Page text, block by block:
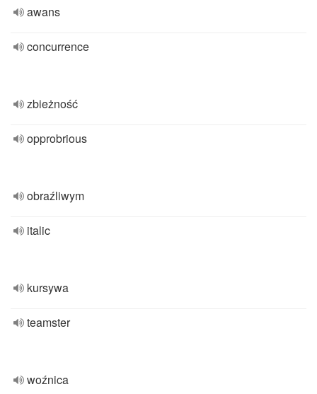
awans
concurrence
zbieżność
opprobrious
obraźliwym
italic
kursywa
teamster
woźnica